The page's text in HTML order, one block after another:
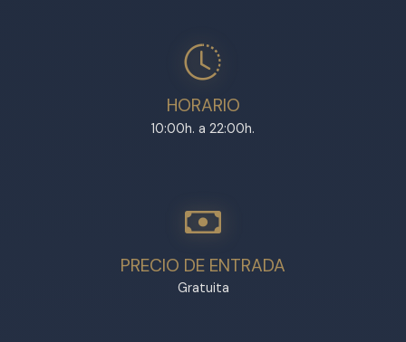
HORARIO
10:00h. a 22:00h.
PRECIO DE ENTRADA
Gratuita